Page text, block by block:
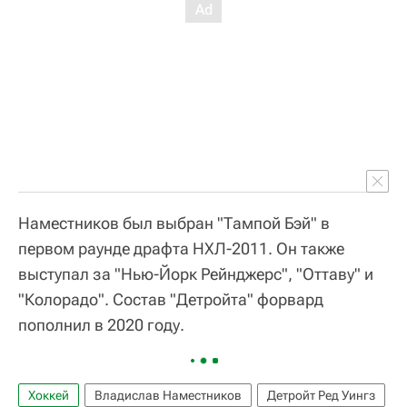
Наместников был выбран "Тампой Бэй" в
первом раунде драфта НХЛ-2011. Он также
выступал за "Нью-Йорк Рейнджерс", "Оттаву" и
"Колорадо". Состав "Детройта" форвард
пополнил в 2020 году.
Хоккей Владислав Наместников
Детройт Ред Уингз